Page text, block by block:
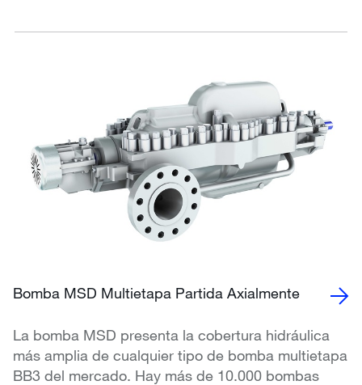
Bomba MSD Multietapa Partida Axialmente
La bomba MSD presenta la cobertura hidráulica
más amplia de cualquier tipo de bomba multietapa
BB3 del mercado. Hay más de 10.000 bombas